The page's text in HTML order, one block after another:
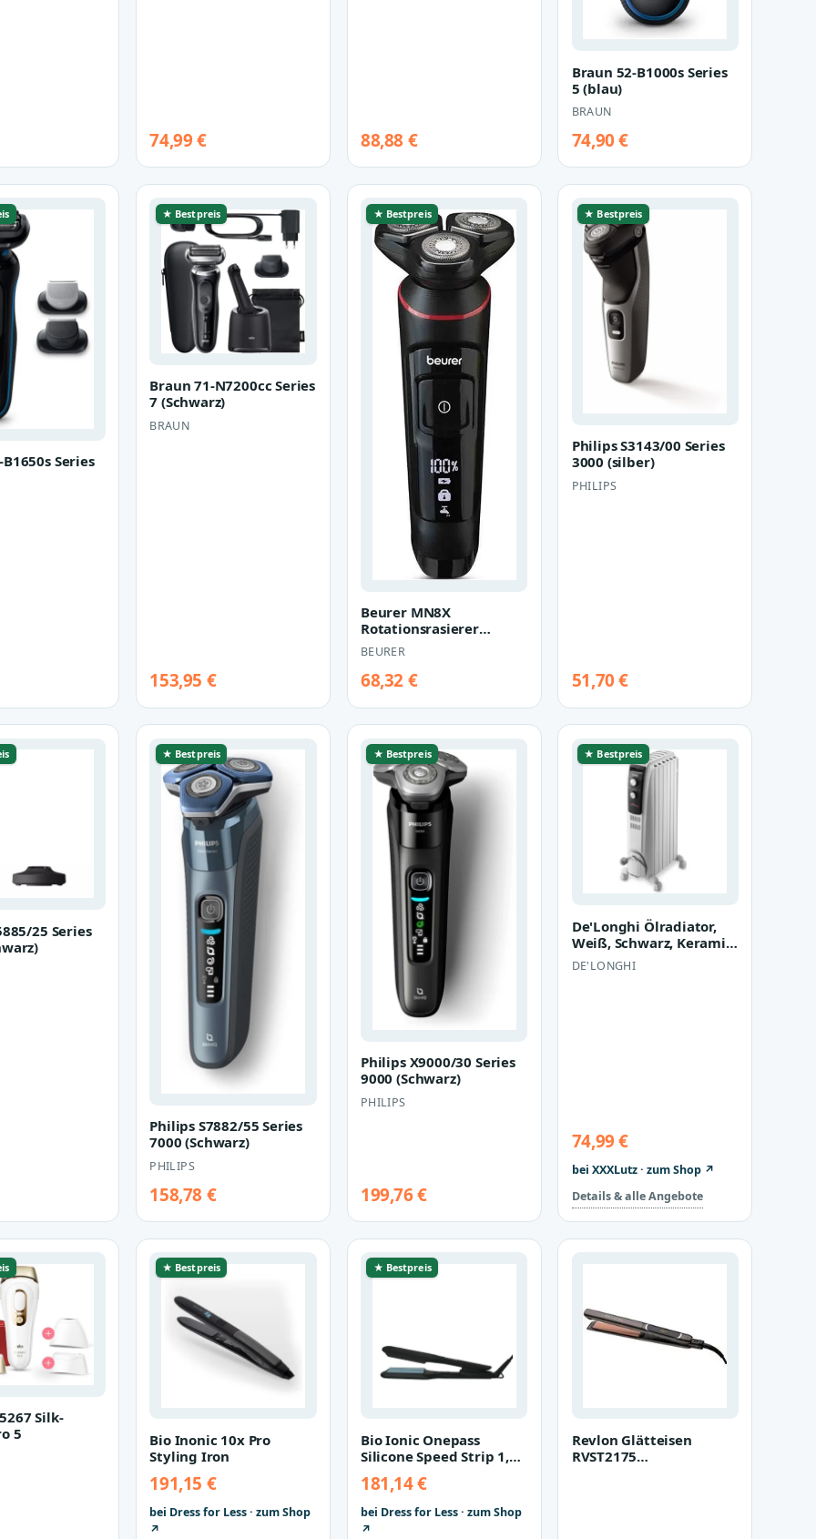
74,99 € 88,88 €
Braun 52-B1000s Series
5 (blau)
BRAUN
74,90 €
Series
★ Bestpreis
Braun 71-N7200cc Series
7 (Schwarz)
BRAUN
153,95 €
★ Bestpreis
Beurer MN8X
Rotationsrasierer
(schwarz)
BEURER
68,32 €
★ Bestpreis
Philips S3143/00 Series
3000 (silber)
PHILIPS
51,70 €
25 Series
★ Bestpreis
Philips S7882/55 Series
7000 (Schwarz)
PHILIPS
158,78 €
★ Bestpreis
Philips X9000/30 Series
9000 (Schwarz)
PHILIPS
199,76 €
★ Bestpreis
De'Longhi Ölradiator,
Weiß, Schwarz, Keramik,
Metall, Kunststoff,
1,50…
DE'LONGHI
74,99 €
bei XXXLutz · zum Shop ↗
Details & alle Angebote
Silk-
5
★ Bestpreis
Bio Inonic 10x Pro
Styling Iron
191,15 €
bei Dress for Less · zum Shop
↗
★ Bestpreis
Bio Ionic Onepass
Silicone Speed Strip 1,5
181,14 €
bei Dress for Less · zum Shop
↗
Revlon Glätteisen
RVST2175